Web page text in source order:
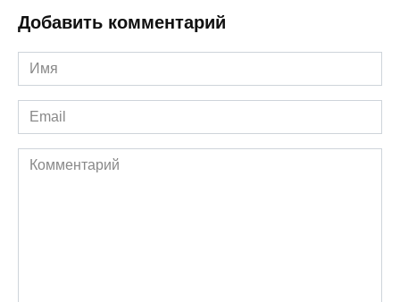
Добавить комментарий
Имя
*
Email
*
Комментарий